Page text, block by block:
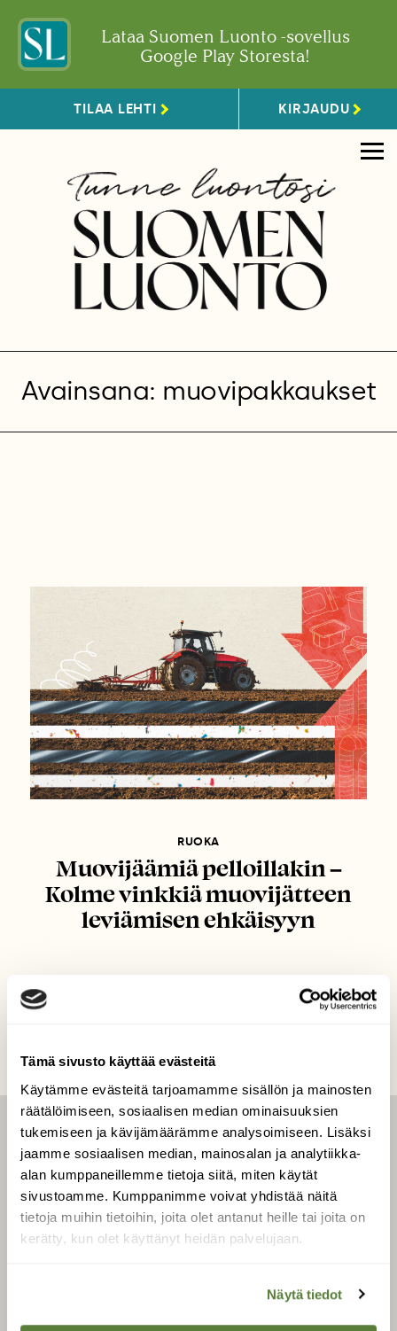
Tämä sivusto käyttää evästeitä
Käytämme evästeitä tarjoamamme sisällön ja mainosten
räätälöimiseen, sosiaalisen median ominaisuuksien
tukemiseen ja kävijämäärämme analysoimiseen. Lisäksi
jaamme sosiaalisen median, mainosalan ja analytiikka-
alan kumppaneillemme tietoja siitä, miten käytät
sivustoamme. Kumppanimme voivat yhdistää näitä
tietoja muihin tietoihin, joita olet antanut heille tai joita on
kerätty, kun olet käyttänyt heidän palvelujaan.
Näytä tiedot
Lataa Suomen Luonto -sovellus
Google Play Storesta!
TILAA LEHTI KIRJAUDU
Avainsana: muovipakkaukset
RUOKA
Muovijäämiä pelloillakin –
Kolme vinkkiä muovijätteen
leviämisen ehkäisyyn
LEHTI
Uusin lehti
Tilaa Suomen Luonto
Tilaa digilukuoikeus
Äänestä parasta juttua